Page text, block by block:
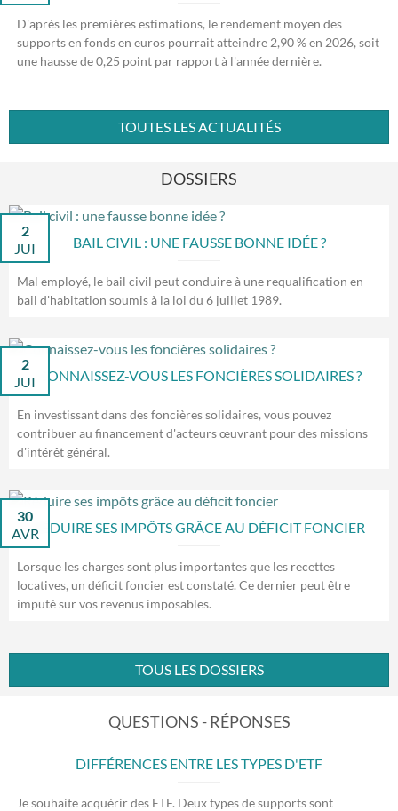
D'après les premières estimations, le rendement moyen des
supports en fonds en euros pourrait atteindre 2,90 % en 2026, soit
une hausse de 0,25 point par rapport à l'année dernière.
TOUTES LES ACTUALITÉS
DOSSIERS
BAIL CIVIL : UNE FAUSSE BONNE IDÉE ?
2
JUI
Mal employé, le bail civil peut conduire à une requalification en
bail d'habitation soumis à la loi du 6 juillet 1989.
CONNAISSEZ-VOUS LES FONCIÈRES SOLIDAIRES ?
2
JUI
En investissant dans des foncières solidaires, vous pouvez
contribuer au financement d'acteurs œuvrant pour des missions
d'intérêt général.
RÉDUIRE SES IMPÔTS GRÂCE AU DÉFICIT FONCIER
30
AVR
Lorsque les charges sont plus importantes que les recettes
locatives, un déficit foncier est constaté. Ce dernier peut être
imputé sur vos revenus imposables.
TOUS LES DOSSIERS
QUESTIONS - RÉPONSES
DIFFÉRENCES ENTRE LES TYPES D'ETF
Je souhaite acquérir des ETF. Deux types de supports sont